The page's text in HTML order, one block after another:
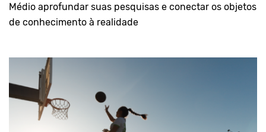
Médio aprofundar suas pesquisas e conectar os objetos
de conhecimento à realidade